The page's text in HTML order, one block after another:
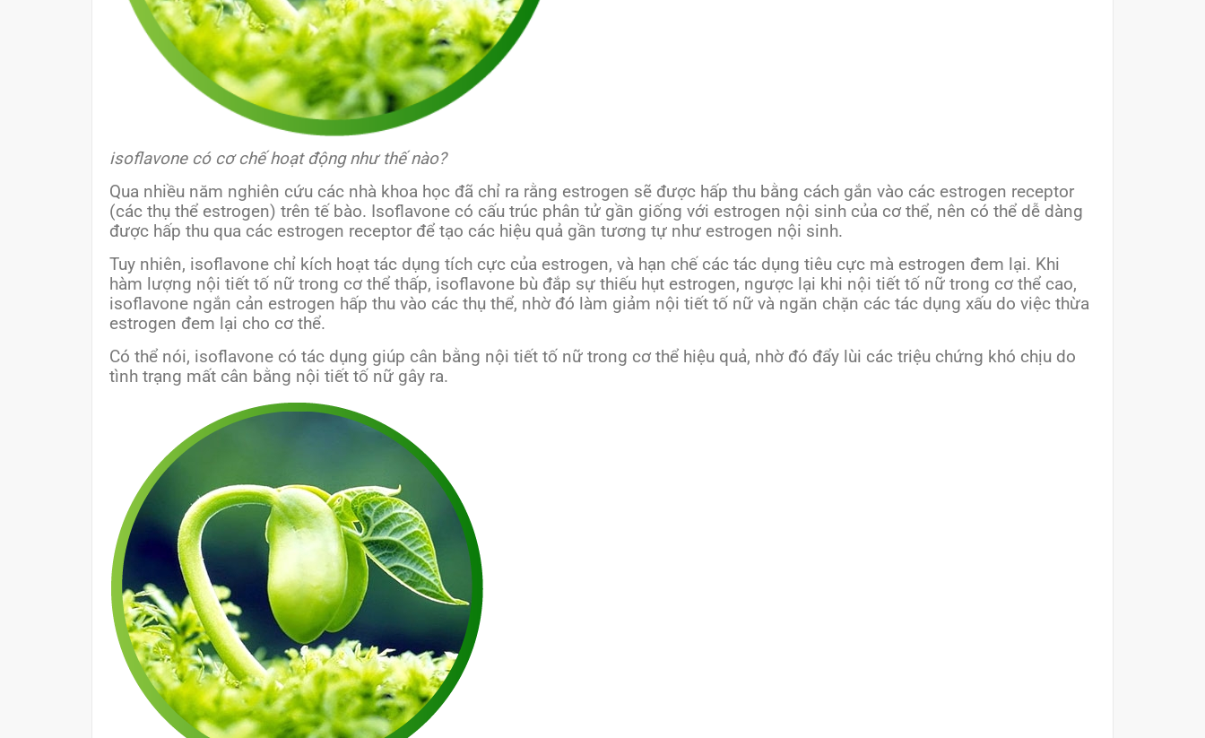
isoflavone có cơ chế hoạt động như thế nào?
Qua nhiều năm nghiên cứu các nhà khoa học đã chỉ ra rằng estrogen sẽ được hấp thu bằng cách gắn vào các estrogen receptor
(các thụ thể estrogen) trên tế bào. Isoflavone có cấu trúc phân tử gần giống với estrogen nội sinh của cơ thể, nên có thể dễ dàng
được hấp thu qua các estrogen receptor để tạo các hiệu quả gần tương tự như estrogen nội sinh.
Tuy nhiên, isoflavone chỉ kích hoạt tác dụng tích cực của estrogen, và hạn chế các tác dụng tiêu cực mà estrogen đem lại. Khi
hàm lượng nội tiết tố nữ trong cơ thể thấp, isoflavone bù đắp sự thiếu hụt estrogen, ngược lại khi nội tiết tố nữ trong cơ thể cao,
isoflavone ngắn cản estrogen hấp thu vào các thụ thể, nhờ đó làm giảm nội tiết tố nữ và ngăn chặn các tác dụng xấu do việc thừa
estrogen đem lại cho cơ thể.
Có thể nói, isoflavone có tác dụng giúp cân bằng nội tiết tố nữ trong cơ thể hiệu quả, nhờ đó đẩy lùi các triệu chứng khó chịu do
tình trạng mất cân bằng nội tiết tố nữ gây ra.